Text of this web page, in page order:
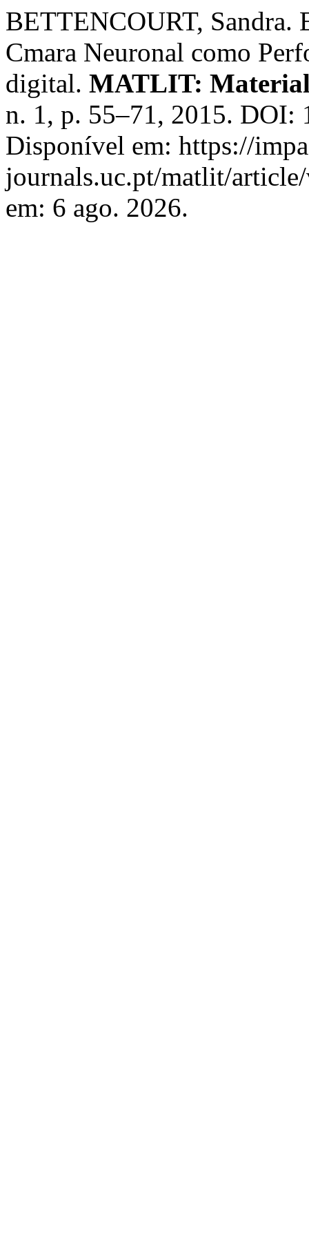
BETTENCOURT, Sandra.
Cmara Neuronal como
digital. MATLIT:
n. 1, p. 55–71, 2015. DOI:
Disponível em: https://
journals.uc.pt/matlit/
em: 6 ago. 2026.